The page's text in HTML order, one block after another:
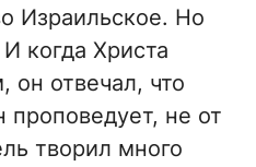
Израильское. Но
когда Христа
он отвечал, что
проповедует, не от
творил много